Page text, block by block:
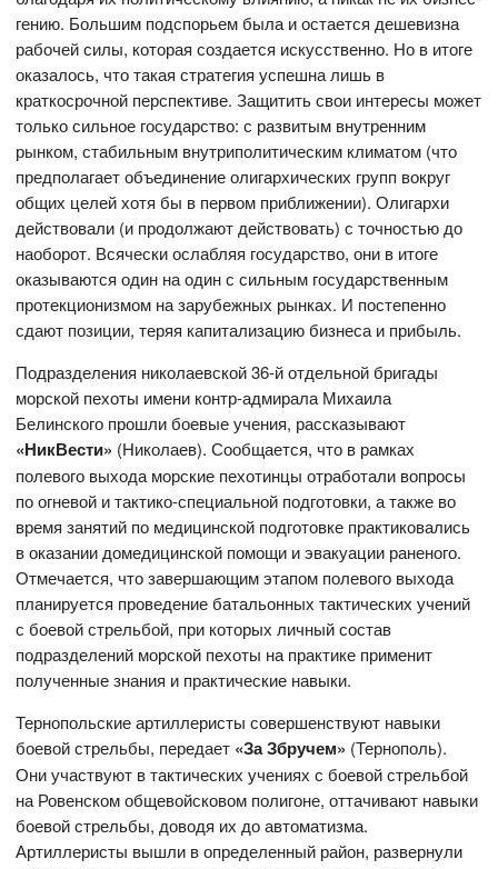
гению. Большим подспорьем была и остается дешевизна
рабочей силы, которая создается искусственно. Но в итоге
оказалось, что такая стратегия успешна лишь в
краткосрочной перспективе. Защитить свои интересы может
только сильное государство: с развитым внутренним
рынком, стабильным внутриполитическим климатом (что
предполагает объединение олигархических групп вокруг
общих целей хотя бы в первом приближении). Олигархи
действовали (и продолжают действовать) с точностью до
наоборот. Всячески ослабляя государство, они в итоге
оказываются один на один с сильным государственным
протекционизмом на зарубежных рынках. И постепенно
сдают позиции, теряя капитализацию бизнеса и прибыль.
Подразделения николаевской 36-й отдельной бригады
морской пехоты имени контр-адмирала Михаила
Белинского прошли боевые учения, рассказывают
«НикВести» (Николаев). Сообщается, что в рамках
полевого выхода морские пехотинцы отработали вопросы
по огневой и тактико-специальной подготовки, а также во
время занятий по медицинской подготовке практиковались
в оказании домедицинской помощи и эвакуации раненого.
Отмечается, что завершающим этапом полевого выхода
планируется проведение батальонных тактических учений
с боевой стрельбой, при которых личный состав
подразделений морской пехоты на практике применит
полученные знания и практические навыки.
Тернопольские артиллеристы совершенствуют навыки
боевой стрельбы, передает «За Збручем» (Тернополь).
Они участвуют в тактических учениях с боевой стрельбой
на Ровенском общевойсковом полигоне, оттачивают навыки
боевой стрельбы, доводя их до автоматизма.
Артиллеристы вышли в определенный район, развернули